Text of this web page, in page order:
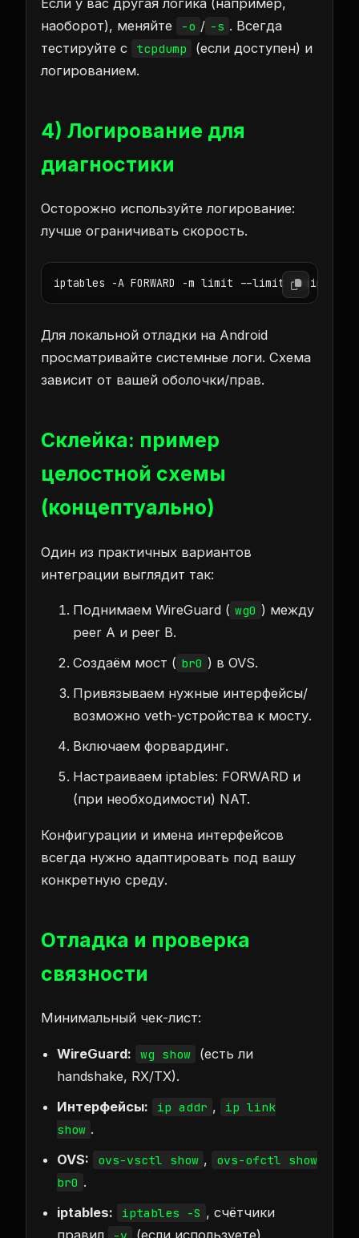
наоборот), меняйте
-o / -s . Всегда
тестируйте с
tcpdump
(если доступен) и
логированием.
4) Логирование для
диагностики
Осторожно используйте логирование:
лучше ограничивать скорость.
iptables -A FORWARD -m limit --limit 5/min -j
Для локальной отладки на Android
просматривайте системные логи. Схема
зависит от вашей оболочки/прав.
Склейка: пример
целостной схемы
(концептуально)
Один из практичных вариантов
интеграции выглядит так:
Поднимаем WireGuard ( wg0 ) между
peer A и peer B.
Создаём мост ( br0 ) в OVS.
Привязываем нужные интерфейсы/
возможно veth-устройства к мосту.
Включаем форвардинг.
Настраиваем iptables: FORWARD и
(при необходимости) NAT.
Конфигурации и имена интерфейсов
всегда нужно адаптировать под вашу
конкретную среду.
Отладка и проверка
связности
Минимальный чек-лист:
WireGuard: wg show
(есть ли
handshake, RX/TX).
Интерфейсы:
ip addr ,
ip link
show .
OVS:
ovs-vsctl show ,
ovs-ofctl show
br0 .
iptables:
iptables -S , счётчики
правил
(если используете).